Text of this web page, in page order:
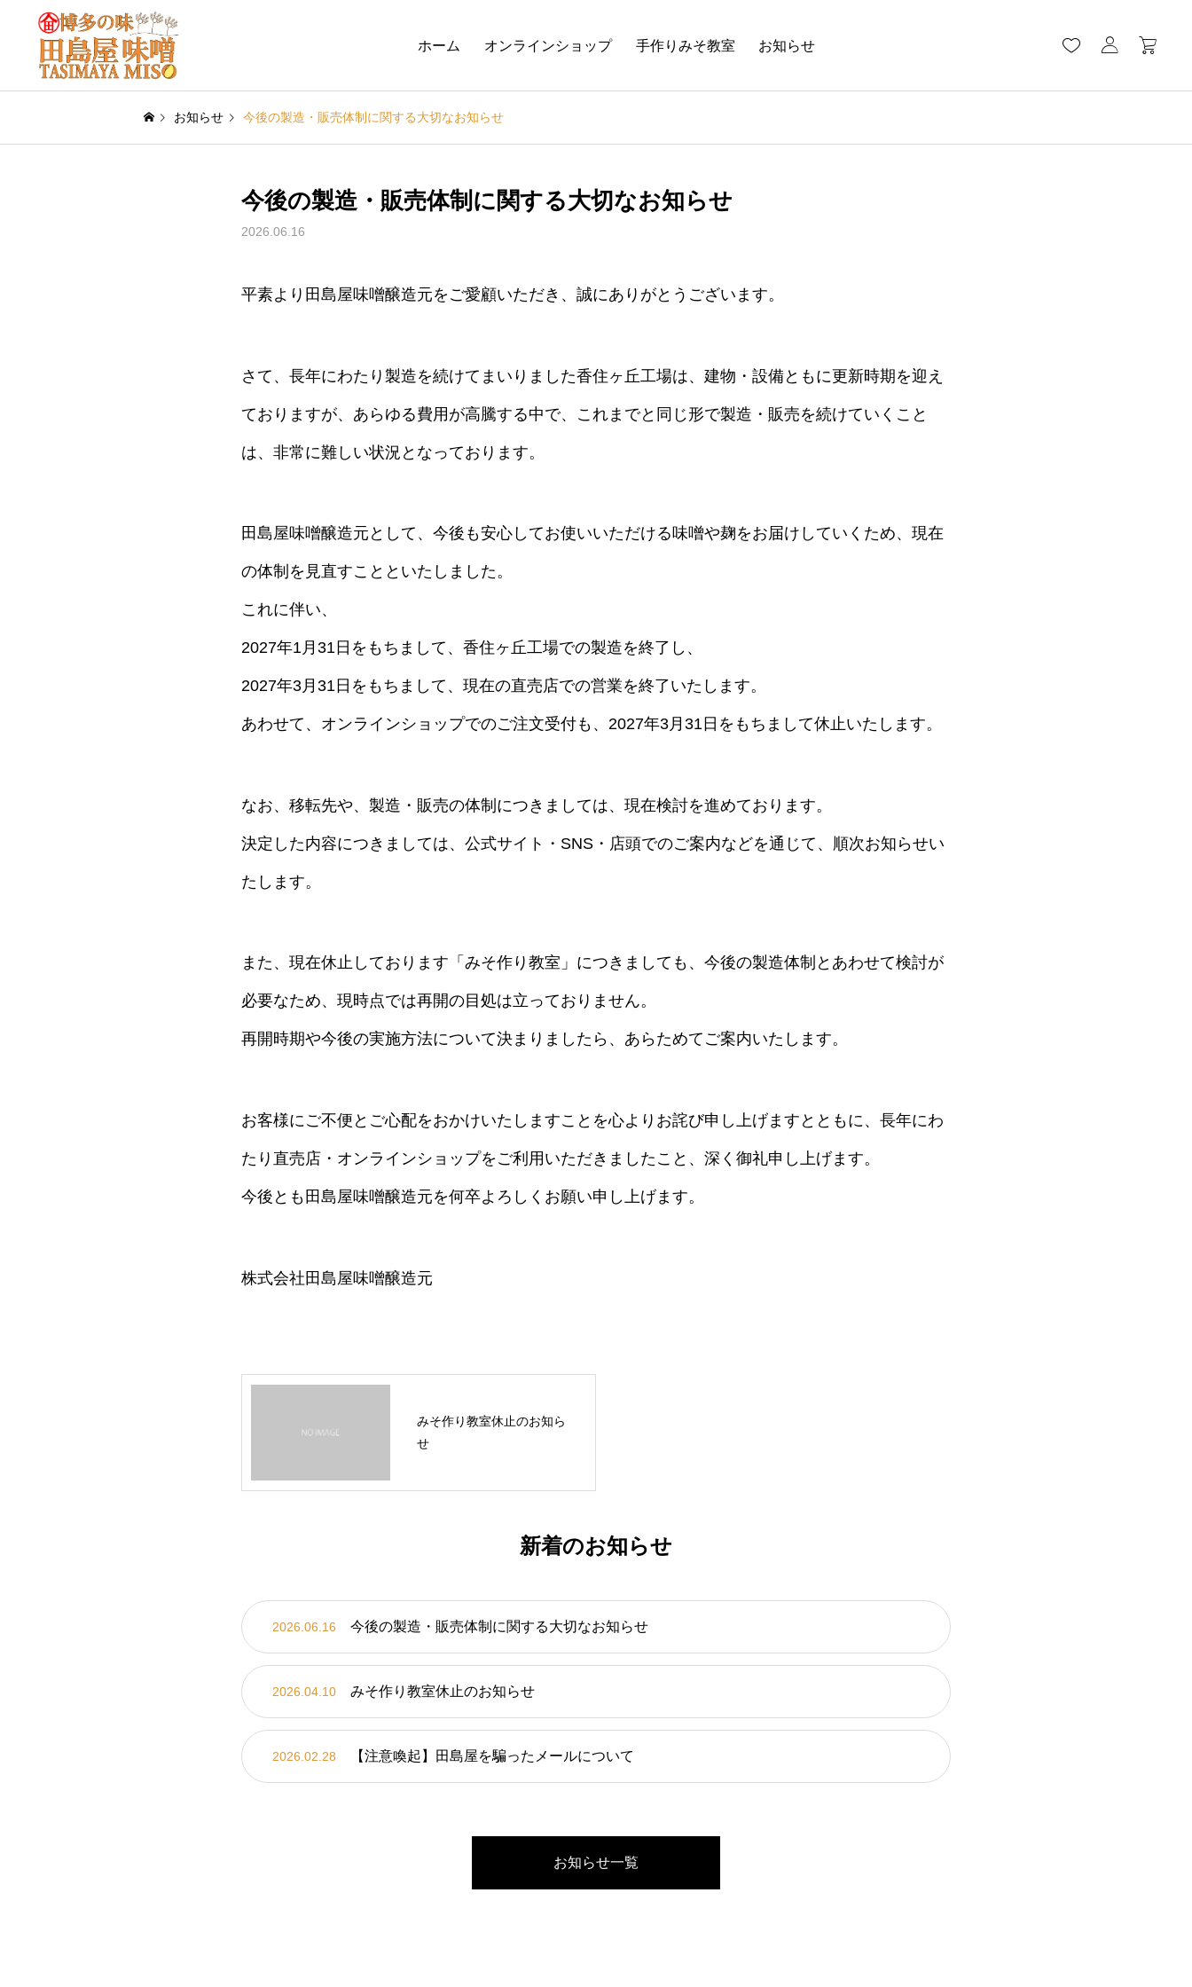
ホーム オンラインショップ 手作りみそ教室 お知らせ
お知らせ 今後の製造・販売体制に関する大切なお知らせ
今後の製造・販売体制に関する大切なお知らせ
2026.06.16
平素より田島屋味噌醸造元をご愛顧いただき、誠にありがとうございます。
さて、長年にわたり製造を続けてまいりました香住ヶ丘工場は、建物・設備ともに更新時期を迎え
ておりますが、あらゆる費用が高騰する中で、これまでと同じ形で製造・販売を続けていくこと
は、非常に難しい状況となっております。
田島屋味噌醸造元として、今後も安心してお使いいただける味噌や麹をお届けしていくため、現在
の体制を見直すことといたしました。
これに伴い、
2027年1月31日をもちまして、香住ヶ丘工場での製造を終了し、
2027年3月31日をもちまして、現在の直売店での営業を終了いたします。
あわせて、オンラインショップでのご注文受付も、2027年3月31日をもちまして休止いたします。
なお、移転先や、製造・販売の体制につきましては、現在検討を進めております。
決定した内容につきましては、公式サイト・SNS・店頭でのご案内などを通じて、順次お知らせい
たします。
また、現在休止しております「みそ作り教室」につきましても、今後の製造体制とあわせて検討が
必要なため、現時点では再開の目処は立っておりません。
再開時期や今後の実施方法について決まりましたら、あらためてご案内いたします。
お客様にご不便とご心配をおかけいたしますことを心よりお詫び申し上げますとともに、長年にわ
たり直売店・オンラインショップをご利用いただきましたこと、深く御礼申し上げます。
今後とも田島屋味噌醸造元を何卒よろしくお願い申し上げます。
株式会社田島屋味噌醸造元
みそ作り教室休止のお知ら
せ
新着のお知らせ
2026.06.16 今後の製造・販売体制に関する大切なお知らせ
2026.04.10 みそ作り教室休止のお知らせ
2026.02.28 【注意喚起】田島屋を騙ったメールについて
お知らせ一覧